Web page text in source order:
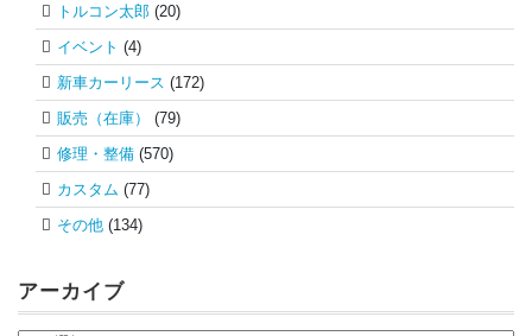
トルコン太郎 (20)
イベント (4)
新車カーリース (172)
販売（在庫）
(79)
修理・整備 (570)
カスタム (77)
その他 (134)
アーカイブ